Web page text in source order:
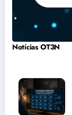
Notícias OT3N